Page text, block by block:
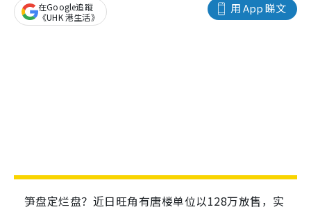
用 App 睇文
在Google追蹤
《UHK 港生活》
笋盘定烂盘？近日旺角有唐楼单位以128万放售，实